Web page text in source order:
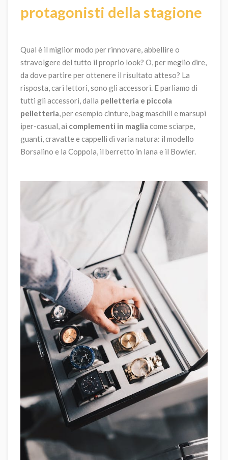
protagonisti della stagione
Qual è il miglior modo per rinnovare, abbellire o
stravolgere del tutto il proprio look? O, per meglio dire,
da dove partire per ottenere il risultato atteso? La
risposta, cari lettori, sono gli accessori. E parliamo di
tutti gli accessori, dalla pelletteria e piccola
pelletteria, per esempio cinture, bag maschili e marsupi
iper-casual, ai complementi in maglia come sciarpe,
guanti, cravatte e cappelli di varia natura: il modello
Borsalino e la Coppola, il berretto in lana e il Bowler.